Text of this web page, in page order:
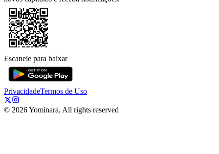
Escaneie para baixar
PrivacidadeTermos de Uso
© 2026Yominara, All rights reserved